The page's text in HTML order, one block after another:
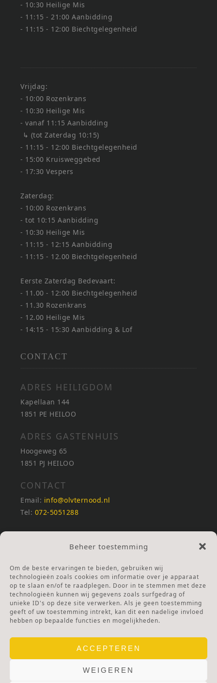
Beheer toestemming
Om de beste ervaringen te bieden, gebruiken wij
technologieën zoals cookies om informatie over je apparaat
op te slaan en/of te raadplegen. Door in te stemmen met deze
technologieën kunnen wij gegevens zoals surfgedrag of
unieke ID's op deze site verwerken. Als je geen toestemming
geeft of uw toestemming intrekt, kan dit een nadelige invloed
hebben op bepaalde functies en mogelijkheden.
ACCEPTEREN
WEIGEREN
- 10:30 Heilige Mis
- 11:15 - 21:00 Aanbidding
- 11:15 - 12:00 Biechtgelegenheid
Vrijdag:
- 10:00 Rozenkrans
- 10:30 Heilige Mis
- vanaf 11:15 Aanbidding
↳ (tot Zaterdag 10:15)
- 11:15 - 12:00 Biechtgelegenheid
- 15:00 Kruisweggebed
- 17:30 Vespers
Zaterdag:
- 10:00 Rozenkrans
- tot 10:15 Aanbidding
- 10:30 Heilige Mis
- 11:15 - 12:15 Aanbidding
- 11:15 - 12.00 Biechtgelegenheid
Eerste Zaterdag Bedevaart:
- 11.00 - 12:00 Biechtgelegenheid
- 11.30 Rozenkrans
- 12.00 Heilige Mis
- 14:15 - 15:30 Aanbidding & Lof
CONTACT
ADRES HEILIGDOM
Kapellaan 144
1851 PE HEILOO
ADRES GASTENHUIS
Hoogeweg 65
1851 PJ HEILOO
CONTACT
Email: info@olvternood.nl
Tel: 072-5051288
REKENINGNUMMERS
NL25INGB0000672168
Ga naar Doneren
ANBI Stichting
RSIN nummer:002832987